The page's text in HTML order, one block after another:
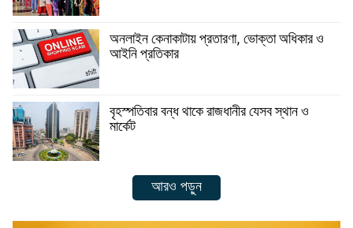
অনলাইন কেনাকাটায় প্রতারণা, ভোক্তা অধিকার ও
আইনি প্রতিকার
বৃহস্পতিবার বন্ধ থাকে রাজধানীর যেসব স্থান ও
মার্কেট
আরও পড়ুন